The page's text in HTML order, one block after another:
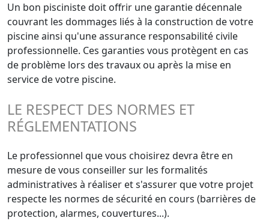
Un bon pisciniste doit offrir une garantie décennale
couvrant les dommages liés à la construction de votre
piscine ainsi qu'une assurance responsabilité civile
professionnelle. Ces garanties vous protègent en cas
de problème lors des travaux ou après la mise en
service de votre piscine.
LE RESPECT DES NORMES ET
RÉGLEMENTATIONS
Le professionnel que vous choisirez devra être en
mesure de vous conseiller sur les formalités
administratives à réaliser et s'assurer que votre projet
respecte les normes de sécurité en cours (barrières de
protection, alarmes, couvertures...).